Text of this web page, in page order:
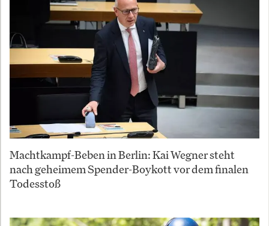
Machtkampf-Beben in Berlin: Kai Wegner steht
nach geheimem Spender-Boykott vor dem finalen
Todesstoß